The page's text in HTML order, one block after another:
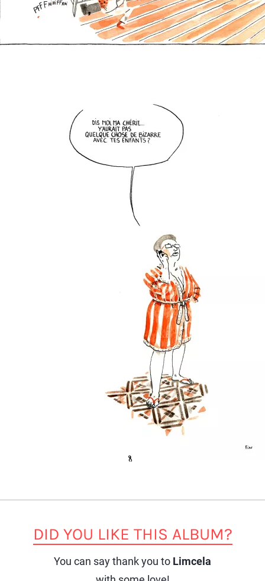
DID YOU LIKE THIS ALBUM?
You can say thank you to Limcela